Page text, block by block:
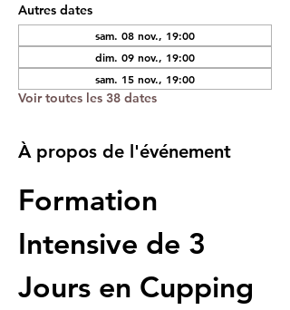
Autres dates
sam. 08 nov., 19:00
dim. 09 nov., 19:00
sam. 15 nov., 19:00
Voir toutes les 38 dates
À propos de l'événement
Formation
Intensive de 3
Jours en Cupping